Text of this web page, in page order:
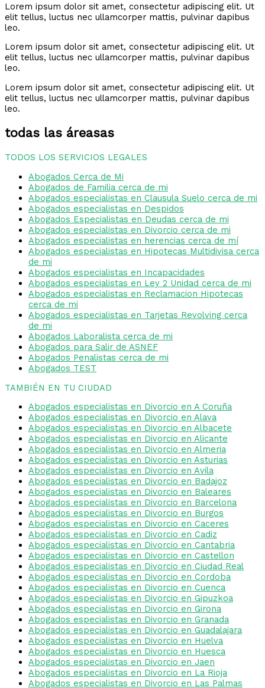
Lorem ipsum dolor sit amet, consectetur adipiscing elit. Ut
elit tellus, luctus nec ullamcorper mattis, pulvinar dapibus
leo.
Lorem ipsum dolor sit amet, consectetur adipiscing elit. Ut
elit tellus, luctus nec ullamcorper mattis, pulvinar dapibus
leo.
Lorem ipsum dolor sit amet, consectetur adipiscing elit. Ut
elit tellus, luctus nec ullamcorper mattis, pulvinar dapibus
leo.
todas las áreasas
TODOS LOS SERVICIOS LEGALES
Abogados Cerca de Mi
Abogados de Familia cerca de mi
Abogados especialistas en Clausula Suelo cerca de mi
Abogados especialistas en Despidos
Abogados Especialistas en Deudas cerca de mi
Abogados especialistas en Divorcio cerca de mi
Abogados especialistas en herencias cerca de mí
Abogados especialistas en Hipotecas Multidivisa cerca
de mi
Abogados especialistas en Incapacidades
Abogados especialistas en Ley 2 Unidad cerca de mi
Abogados especialistas en Reclamacion Hipotecas
cerca de mi
Abogados especialistas en Tarjetas Revolving cerca
de mi
Abogados Laboralista cerca de mi
Abogados para Salir de ASNEF
Abogados Penalistas cerca de mi
Abogados TEST
TAMBIÉN EN TU CIUDAD
Abogados especialistas en Divorcio en A Coruña
Abogados especialistas en Divorcio en Alava
Abogados especialistas en Divorcio en Albacete
Abogados especialistas en Divorcio en Alicante
Abogados especialistas en Divorcio en Almeria
Abogados especialistas en Divorcio en Asturias
Abogados especialistas en Divorcio en Avila
Abogados especialistas en Divorcio en Badajoz
Abogados especialistas en Divorcio en Baleares
Abogados especialistas en Divorcio en Barcelona
Abogados especialistas en Divorcio en Burgos
Abogados especialistas en Divorcio en Caceres
Abogados especialistas en Divorcio en Cadiz
Abogados especialistas en Divorcio en Cantabria
Abogados especialistas en Divorcio en Castellon
Abogados especialistas en Divorcio en Ciudad Real
Abogados especialistas en Divorcio en Cordoba
Abogados especialistas en Divorcio en Cuenca
Abogados especialistas en Divorcio en Gipuzkoa
Abogados especialistas en Divorcio en Girona
Abogados especialistas en Divorcio en Granada
Abogados especialistas en Divorcio en Guadalajara
Abogados especialistas en Divorcio en Huelva
Abogados especialistas en Divorcio en Huesca
Abogados especialistas en Divorcio en Jaen
Abogados especialistas en Divorcio en La Rioja
Abogados especialistas en Divorcio en Las Palmas